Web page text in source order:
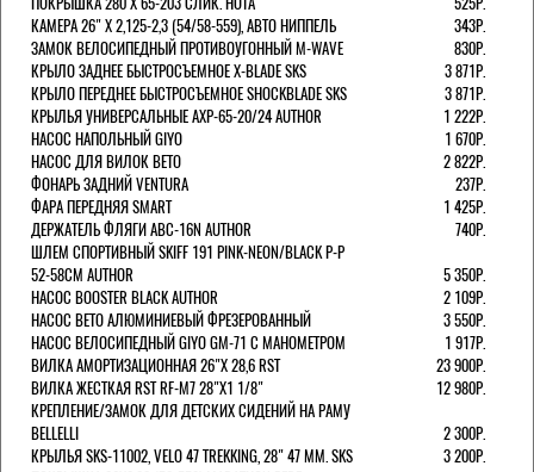
КАМЕРА 26" X 2,125-2,3 (54/58-559), АВТО НИППЕЛЬ
343Р.
ЗАМОК ВЕЛОСИПЕДНЫЙ ПРОТИВОУГОННЫЙ M-WAVE
830Р.
КРЫЛО ЗАДНЕЕ БЫСТРОСЪЕМНОЕ X-BLADE SKS
3 871Р.
КРЫЛО ПЕРЕДНЕЕ БЫСТРОСЪЕМНОЕ SHOCKBLADE SKS
3 871Р.
КРЫЛЬЯ УНИВЕРСАЛЬНЫЕ AXP-65-20/24 AUTHOR
1 222Р.
НАСОС НАПОЛЬНЫЙ GIYO
1 670Р.
НАСОС ДЛЯ ВИЛОК ВЕТО
2 822Р.
ФОНАРЬ ЗАДНИЙ VENTURA
237Р.
ФАРА ПЕРЕДНЯЯ SMART
1 425Р.
ДЕРЖАТЕЛЬ ФЛЯГИ ABC-16N AUTHOR
740Р.
ШЛЕМ СПОРТИВНЫЙ SKIFF 191 PINK-NEON/BLACK Р-Р
52-58СМ AUTHOR
5 350Р.
НАСОС BOOSTER BLACK AUTHOR
2 109Р.
НАСОС BETO АЛЮМИНИЕВЫЙ ФРЕЗЕРОВАННЫЙ
3 550Р.
НАСОС ВЕЛОСИПЕДНЫЙ GIYO GM-71 С МАНОМЕТРОМ
1 917Р.
ВИЛКА АМОРТИЗАЦИОННАЯ 26"Х 28,6 RST
23 900Р.
ВИЛКА ЖЕСТКАЯ RST RF-M7 28"Х1 1/8"
12 980Р.
КРЕПЛЕНИЕ/ЗАМОК ДЛЯ ДЕТСКИХ СИДЕНИЙ НА РАМУ
BELLELLI
2 300Р.
КРЫЛЬЯ SKS-11002, VELO 47 TREKKING, 28" 47 ММ. SKS
3 200Р.